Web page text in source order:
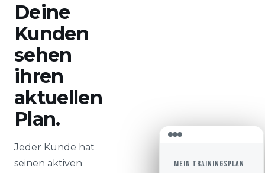
Deine
Kunden
sehen
ihren
aktuellen
Plan.
Jeder Kunde hat
seinen aktiven
MEIN TRAININGSPLAN